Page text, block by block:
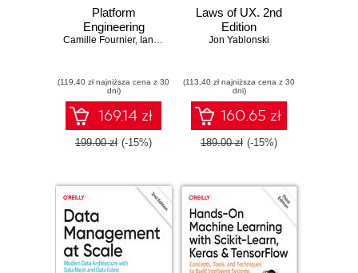
Platform
Engineering
Camille Fournier, Ian Nowland
(119,40 zł najniższa cena z 30
dni)
169.14 zł
199.00 zł (-15%)
Laws of UX. 2nd
Edition
Jon Yablonski
(113,40 zł najniższa cena z 30
dni)
160.65 zł
189.00 zł (-15%)